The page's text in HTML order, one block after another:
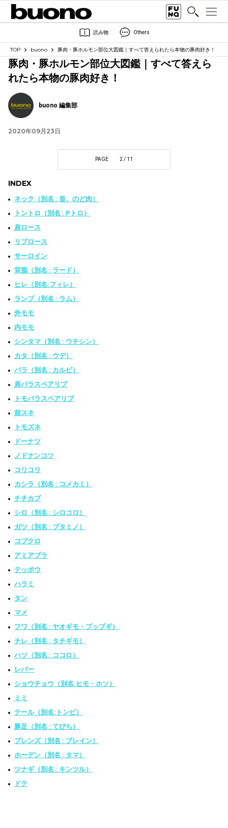
読み物 Others
TOP buono 豚肉・豚ホルモン部位大図鑑｜すべて答えられたら本物の豚肉好き！
豚肉・豚ホルモン部位大図鑑｜すべて答えら
れたら本物の豚肉好き！
buono 編集部
2020年09月23日
PAGE 2 / 11
INDEX
ネック（別名 : 首、のど肉）
トントロ（別名 : Pトロ）
肩ロース
リブロース
サーロイン
背脂（別名 : ラード）
ヒレ（別名:フィレ）
ランプ（別名 : ラム）
外モモ
内モモ
シンタマ（別名 : ウチシン）
カタ（別名 : ウデ）
バラ（別名 : カルビ）
肩バラスペアリブ
トモバラスペアリブ
前スネ
トモズネ
ドーナツ
ノドナンコツ
コリコリ
カシラ（別名 : コメカミ）
チチカブ
シロ（別名 : シロコロ）
ガツ（別名 : ブタミノ）
コブクロ
アミアブラ
テッポウ
ハラミ
タン
マメ
フワ（別名 : ヤオギモ・プップギ）
チレ（別名 : タチギモ）
ハツ（別名 : ココロ）
レバー
ショウチョウ（別名:ヒモ・ホソ）
ミミ
テール（別名:トンビ）
豚足（別名 : てびち）
ブレンズ（別名 : ブレイン）
ホーデン（別名 : タマ）
ツナギ（別名 : キンツル）
ドテ